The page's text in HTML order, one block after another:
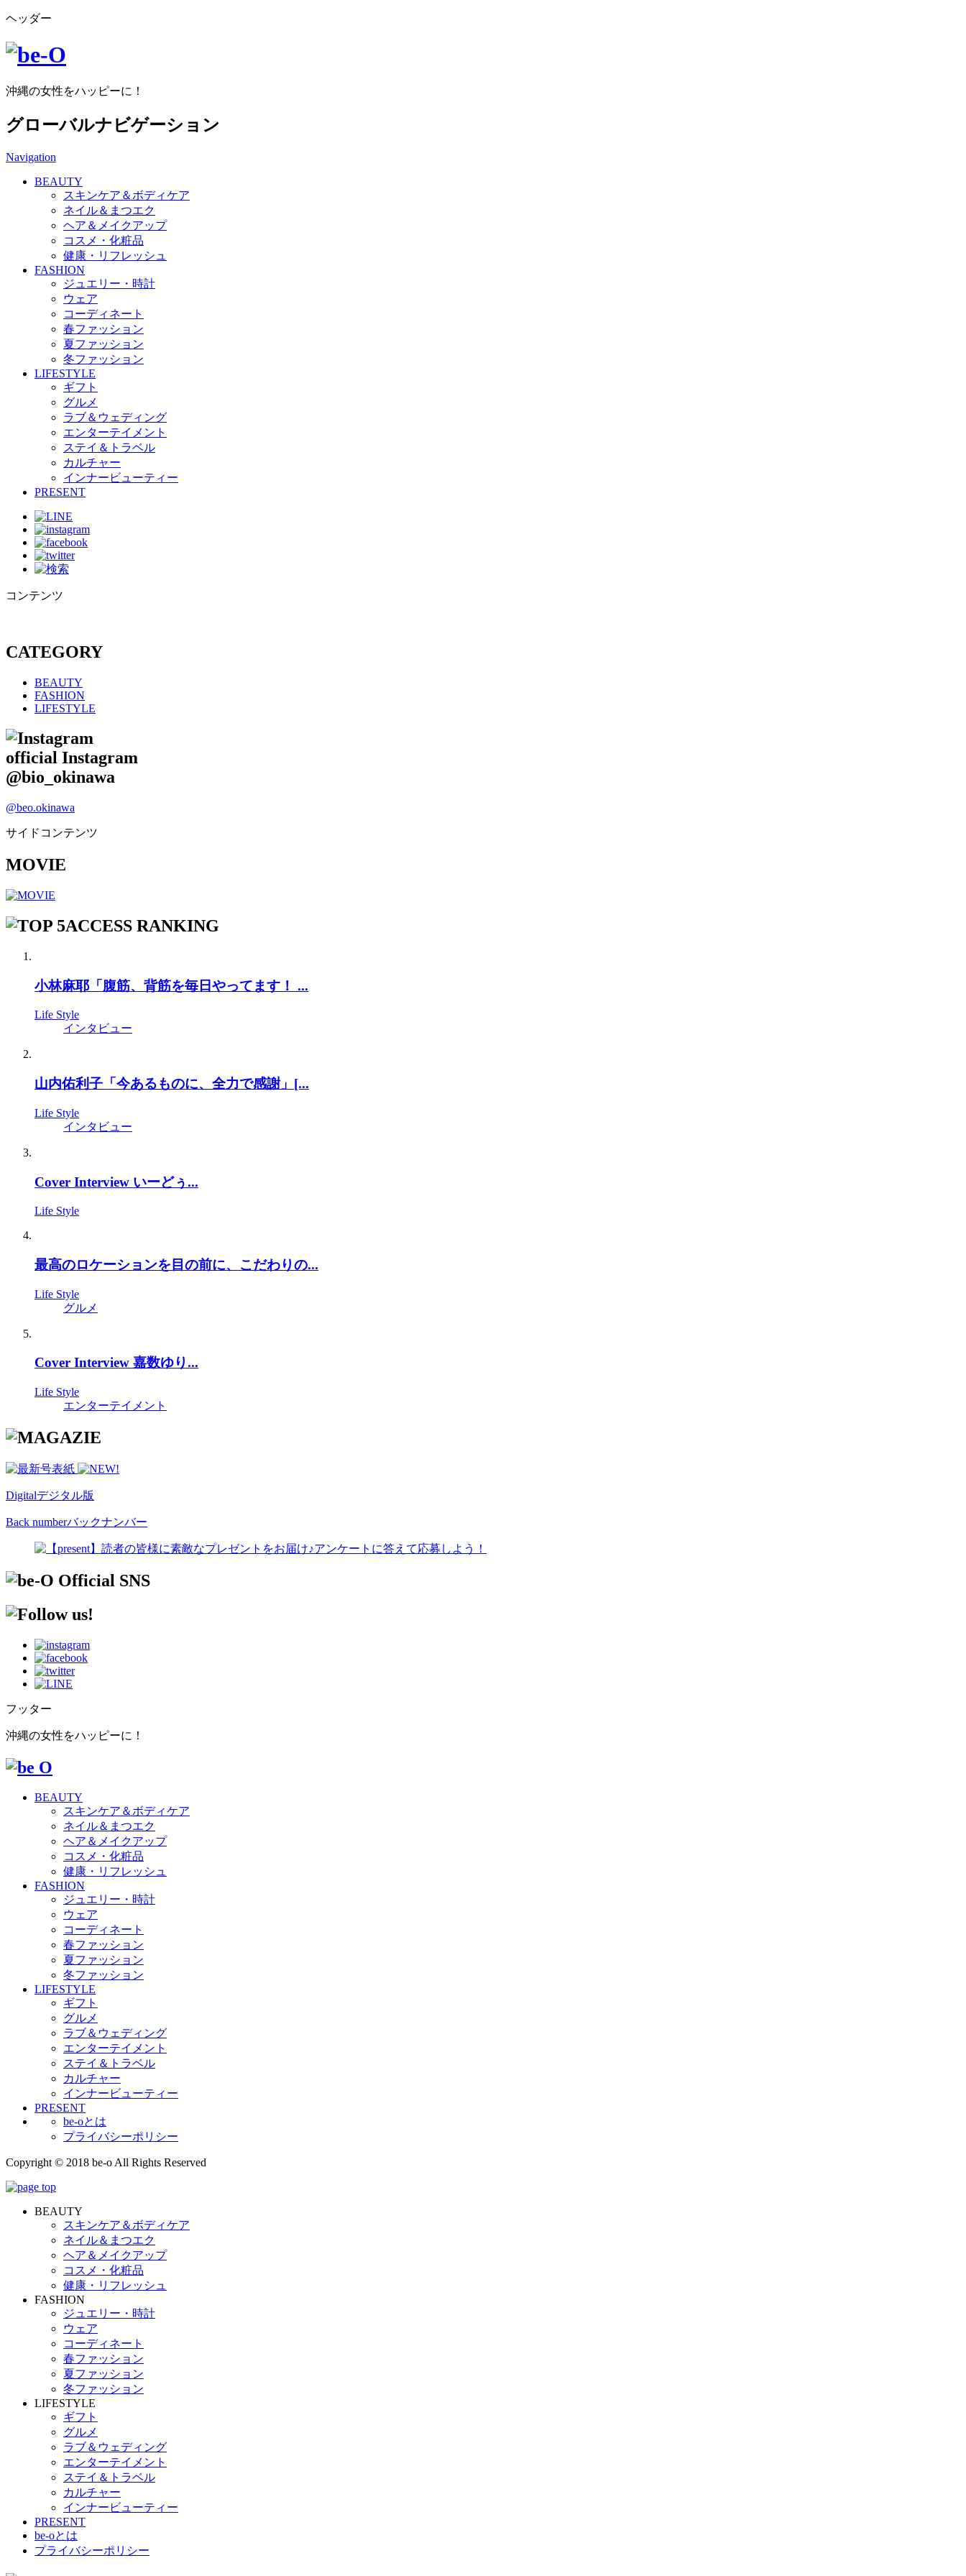
ヘッダー
沖縄の女性をハッピーに！
グローバルナビゲーション
Navigation
BEAUTY
スキンケア＆ボディケア
ネイル＆まつエク
ヘア＆メイクアップ
コスメ・化粧品
健康・リフレッシュ
FASHION
ジュエリー・時計
ウェア
コーディネート
春ファッション
夏ファッション
冬ファッション
LIFESTYLE
ギフト
グルメ
ラブ＆ウェディング
エンターテイメント
ステイ＆トラベル
カルチャー
インナービューティー
PRESENT
コンテンツ
CATEGORY
BEAUTY
FASHION
LIFESTYLE
official Instagram
@bio_okinawa
@beo.okinawa
サイドコンテンツ
MOVIE
ACCESS RANKING
小林麻耶「腹筋、背筋を毎日やってます！ ...
Life Style
インタビュー
山内佑利子「今あるものに、全力で感謝」[...
Life Style
インタビュー
Cover Interview いーどぅ...
Life Style
最高のロケーションを目の前に、こだわりの...
Life Style
グルメ
Cover Interview 嘉数ゆり...
Life Style
エンターテイメント
Digitalデジタル版
Back numberバックナンバー
フッター
沖縄の女性をハッピーに！
BEAUTY
スキンケア＆ボディケア
ネイル＆まつエク
ヘア＆メイクアップ
コスメ・化粧品
健康・リフレッシュ
FASHION
ジュエリー・時計
ウェア
コーディネート
春ファッション
夏ファッション
冬ファッション
LIFESTYLE
ギフト
グルメ
ラブ＆ウェディング
エンターテイメント
ステイ＆トラベル
カルチャー
インナービューティー
PRESENT
be-oとは
プライバシーポリシー
Copyright © 2018 be-o All Rights Reserved
BEAUTY
スキンケア＆ボディケア
ネイル＆まつエク
ヘア＆メイクアップ
コスメ・化粧品
健康・リフレッシュ
FASHION
ジュエリー・時計
ウェア
コーディネート
春ファッション
夏ファッション
冬ファッション
LIFESTYLE
ギフト
グルメ
ラブ＆ウェディング
エンターテイメント
ステイ＆トラベル
カルチャー
インナービューティー
PRESENT
be-oとは
プライバシーポリシー